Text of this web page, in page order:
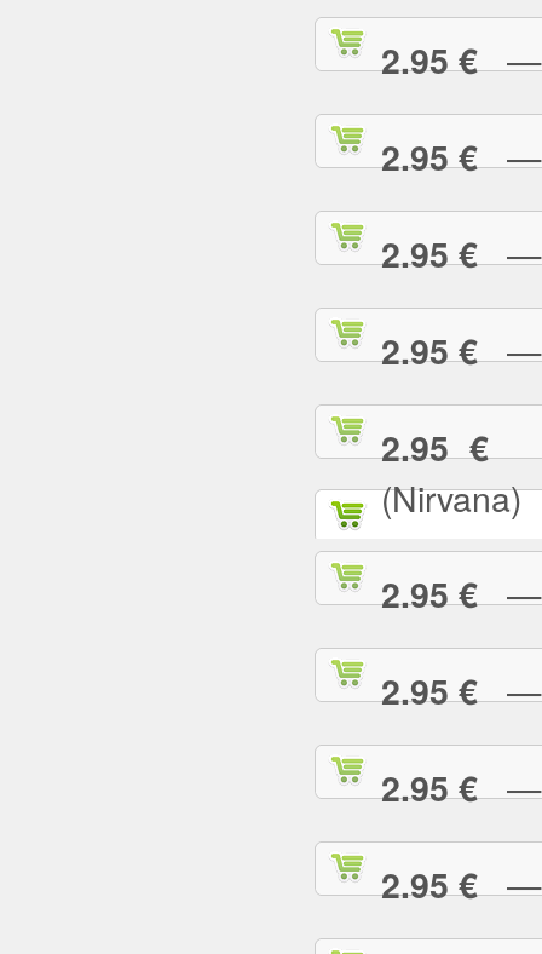
2.95 €—
2.95 €—
2.95 €—
2.95 €—
2.95 €—
(Nirvana)
2.95 €—
2.95 €—
2.95 €—
2.95 €—